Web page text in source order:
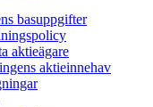
basuppgifter
aktieägare
aktieinnehav